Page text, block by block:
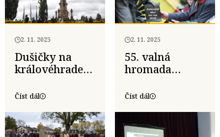
2. 11. 2025
Dušičky na
královéhradeckém
Číst dál
2. 11. 2025
55. valná
hromada
– 25. října 2025
Číst dál